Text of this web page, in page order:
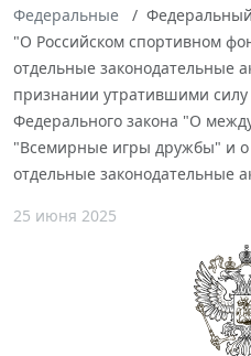
Федеральные
"О Российском спортивном
отдельные законодательные
признании утратившими силу
Федерального закона "О
"Всемирные игры дружбы" и
отдельные законодательные
25 июня 2025